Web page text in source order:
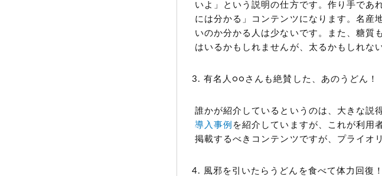
いよ」という説明の仕方です。作り手であ
には分かる」コンテンツになります。名産
いのか分かる人は少ないです。また、糖質
はいるかもしれませんが、太るかもしれな
有名人○○さんも絶賛した、あのうどん！
誰かが紹介しているというのは、大きな説
導入事例 を紹介していますが、これが利用
掲載するべきコンテンツですが、プライオ
風邪を引いたらうどんを食べて体力回復！